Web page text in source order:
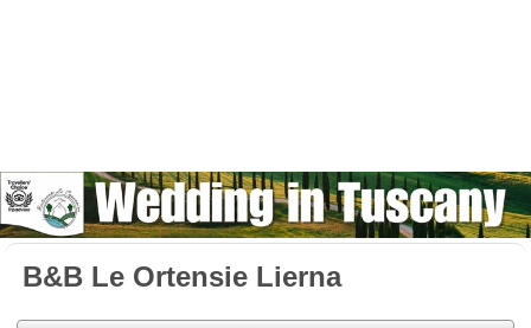
B&B Le Ortensie Lierna